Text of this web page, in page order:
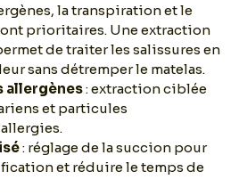
la transpiration et le
prioritaires. Une extraction
de traiter les salissures en
sans détremper le matelas.
allergènes: extraction ciblée
et particules
: réglage de la succion pour
et réduire le temps de